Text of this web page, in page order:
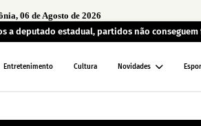
06 de Agosto de 2026
a deputado estadual, partidos não
Entretenimento Cultura Novidades